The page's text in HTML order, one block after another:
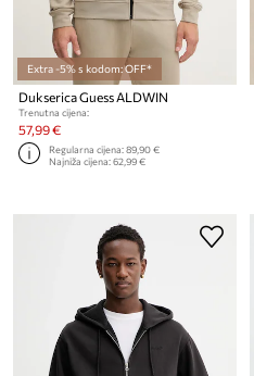
Extra -5% s kodom: OFF*
Dukserica Guess ALDWIN
Trenutna cijena:
57,99 €
Regularna cijena:89,90 €
Najniža cijena:62,99 €